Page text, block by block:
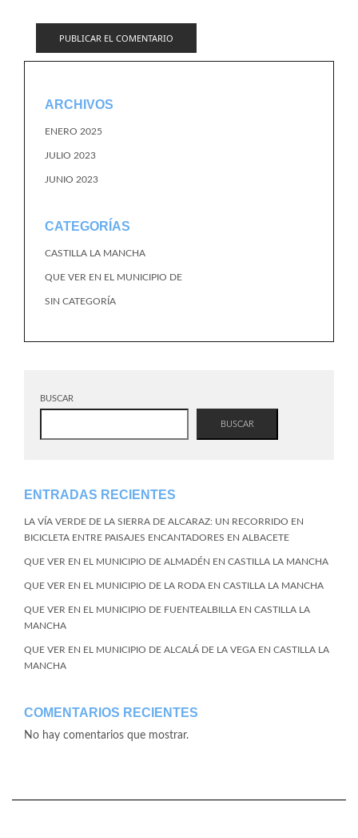
ARCHIVOS
ENERO 2025
JULIO 2023
JUNIO 2023
CATEGORÍAS
CASTILLA LA MANCHA
QUE VER EN EL MUNICIPIO DE
SIN CATEGORÍA
BUSCAR
BUSCAR
ENTRADAS RECIENTES
LA VÍA VERDE DE LA SIERRA DE ALCARAZ: UN RECORRIDO EN
BICICLETA ENTRE PAISAJES ENCANTADORES EN ALBACETE
QUE VER EN EL MUNICIPIO DE ALMADÉN EN CASTILLA LA MANCHA
QUE VER EN EL MUNICIPIO DE LA RODA EN CASTILLA LA MANCHA
QUE VER EN EL MUNICIPIO DE FUENTEALBILLA EN CASTILLA LA
MANCHA
QUE VER EN EL MUNICIPIO DE ALCALÁ DE LA VEGA EN CASTILLA LA
MANCHA
COMENTARIOS RECIENTES
No hay comentarios que mostrar.